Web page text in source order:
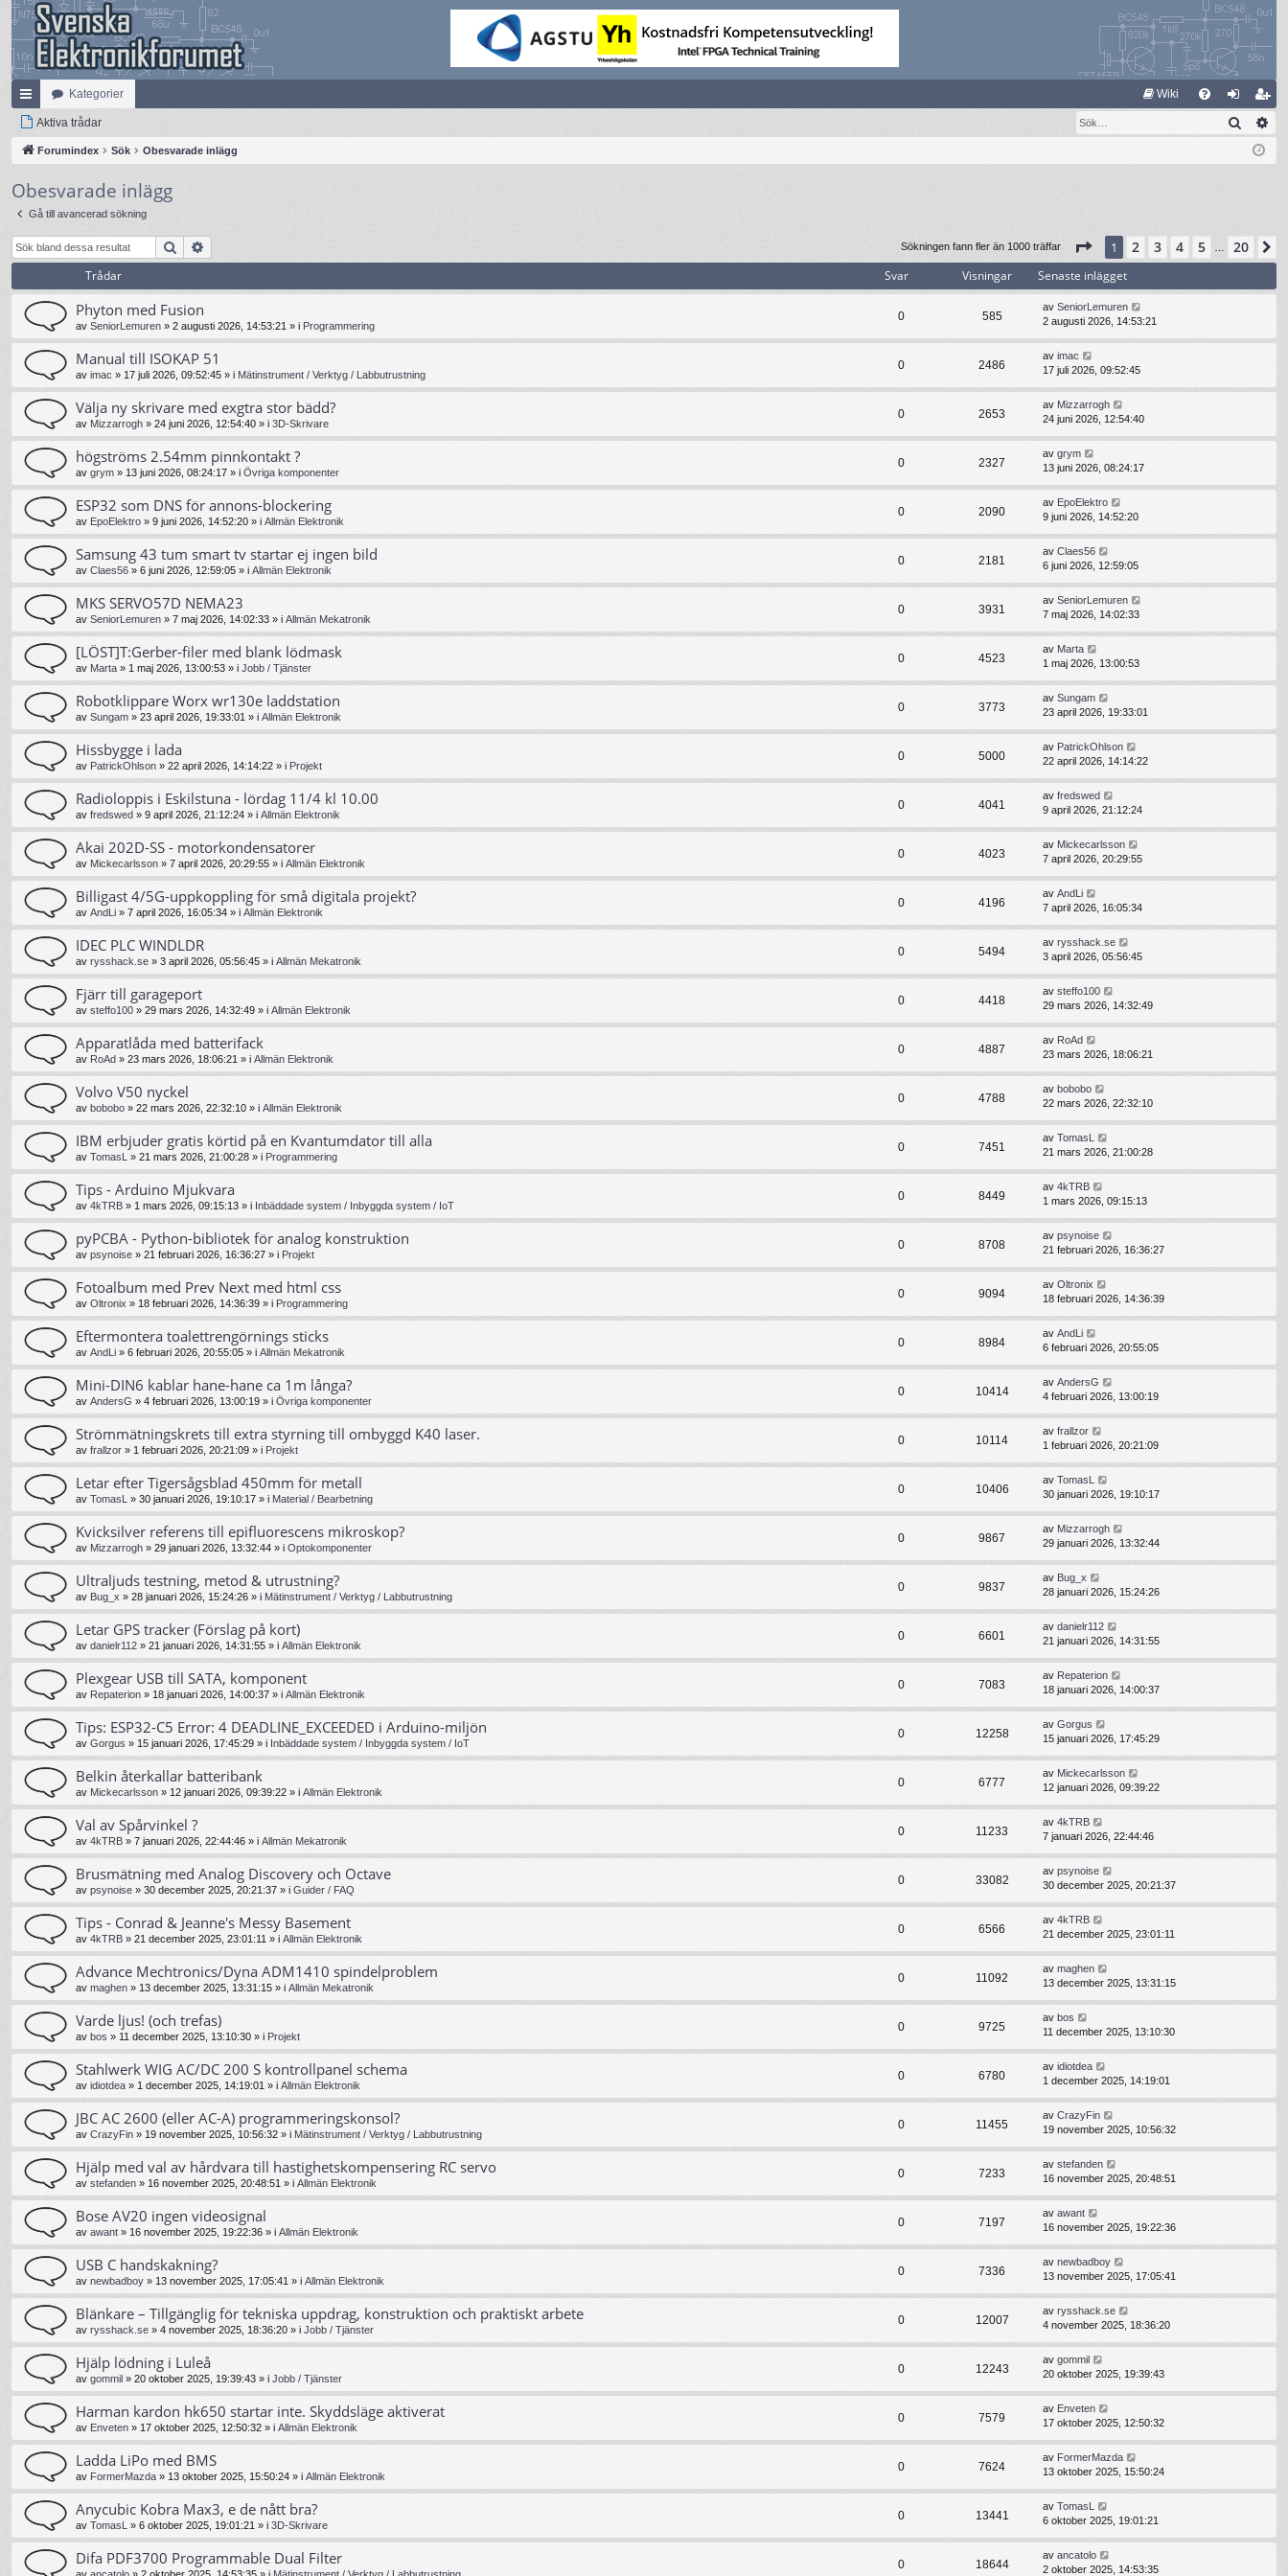
na
bb
lä
nk
ar
Kategorier Wiki
og li
m
m
Aktiva trådar Sök
Forumindex Sök Obesvarade inlägg
Obesvarade inlägg
Gå till avancerad sökning
Sök Sökningen fann fler än 1000 träffar Sida av20
1 2 3 4 5 … 20
Trådar Svar Visningar Senaste inlägget
Phyton med Fusion
av SeniorLemuren » 2 augusti 2026, 14:53:21 » i Programmering
0 585
av SeniorLemuren
2 augusti 2026, 14:53:21
Manual till ISOKAP 51
av imac » 17 juli 2026, 09:52:45 » i Mätinstrument / Verktyg / Labbutrustning
0 2486
av imac
17 juli 2026, 09:52:45
Välja ny skrivare med exgtra stor bädd?
av Mizzarrogh » 24 juni 2026, 12:54:40 » i 3D-Skrivare
0 2653
av Mizzarrogh
24 juni 2026, 12:54:40
högströms 2.54mm pinnkontakt ?
av grym » 13 juni 2026, 08:24:17 » i Övriga komponenter
0 2327
av grym
13 juni 2026, 08:24:17
ESP32 som DNS för annons-blockering
av EpoElektro » 9 juni 2026, 14:52:20 » i Allmän Elektronik
0 2090
av EpoElektro
9 juni 2026, 14:52:20
Samsung 43 tum smart tv startar ej ingen bild
av Claes56 » 6 juni 2026, 12:59:05 » i Allmän Elektronik
0 2181
av Claes56
6 juni 2026, 12:59:05
MKS SERVO57D NEMA23
av SeniorLemuren » 7 maj 2026, 14:02:33 » i Allmän Mekatronik
0 3931
av SeniorLemuren
7 maj 2026, 14:02:33
[LÖST]T:Gerber-filer med blank lödmask
av Marta » 1 maj 2026, 13:00:53 » i Jobb / Tjänster
0 4523
av Marta
1 maj 2026, 13:00:53
Robotklippare Worx wr130e laddstation
av Sungam » 23 april 2026, 19:33:01 » i Allmän Elektronik
0 3773
av Sungam
23 april 2026, 19:33:01
Hissbygge i lada
av PatrickOhlson » 22 april 2026, 14:14:22 » i Projekt
0 5000
av PatrickOhlson
22 april 2026, 14:14:22
Radioloppis i Eskilstuna - lördag 11/4 kl 10.00
av fredswed » 9 april 2026, 21:12:24 » i Allmän Elektronik
0 4041
av fredswed
9 april 2026, 21:12:24
Akai 202D-SS - motorkondensatorer
av Mickecarlsson » 7 april 2026, 20:29:55 » i Allmän Elektronik
0 4023
av Mickecarlsson
7 april 2026, 20:29:55
Billigast 4/5G-uppkoppling för små digitala projekt?
av AndLi » 7 april 2026, 16:05:34 » i Allmän Elektronik
0 4196
av AndLi
7 april 2026, 16:05:34
IDEC PLC WINDLDR
av rysshack.se » 3 april 2026, 05:56:45 » i Allmän Mekatronik
0 5494
av rysshack.se
3 april 2026, 05:56:45
Fjärr till garageport
av steffo100 » 29 mars 2026, 14:32:49 » i Allmän Elektronik
0 4418
av steffo100
29 mars 2026, 14:32:49
Apparatlåda med batterifack
av RoAd » 23 mars 2026, 18:06:21 » i Allmän Elektronik
0 4887
av RoAd
23 mars 2026, 18:06:21
Volvo V50 nyckel
av bobobo » 22 mars 2026, 22:32:10 » i Allmän Elektronik
0 4788
av bobobo
22 mars 2026, 22:32:10
IBM erbjuder gratis körtid på en Kvantumdator till alla
av TomasL » 21 mars 2026, 21:00:28 » i Programmering
0 7451
av TomasL
21 mars 2026, 21:00:28
Tips - Arduino Mjukvara
av 4kTRB » 1 mars 2026, 09:15:13 » i Inbäddade system / Inbyggda system / IoT
0 8449
av 4kTRB
1 mars 2026, 09:15:13
pyPCBA - Python-bibliotek för analog konstruktion
av psynoise » 21 februari 2026, 16:36:27 » i Projekt
0 8708
av psynoise
21 februari 2026, 16:36:27
Fotoalbum med Prev Next med html css
av Oltronix » 18 februari 2026, 14:36:39 » i Programmering
0 9094
av Oltronix
18 februari 2026, 14:36:39
Eftermontera toalettrengörnings sticks
av AndLi » 6 februari 2026, 20:55:05 » i Allmän Mekatronik
0 8984
av AndLi
6 februari 2026, 20:55:05
Mini-DIN6 kablar hane-hane ca 1m långa?
av AndersG » 4 februari 2026, 13:00:19 » i Övriga komponenter
0 10414
av AndersG
4 februari 2026, 13:00:19
Strömmätningskrets till extra styrning till ombyggd K40 laser.
av frallzor » 1 februari 2026, 20:21:09 » i Projekt
0 10114
av frallzor
1 februari 2026, 20:21:09
Letar efter Tigersågsblad 450mm för metall
av TomasL » 30 januari 2026, 19:10:17 » i Material / Bearbetning
0 10406
av TomasL
30 januari 2026, 19:10:17
Kvicksilver referens till epifluorescens mikroskop?
av Mizzarrogh » 29 januari 2026, 13:32:44 » i Optokomponenter
0 9867
av Mizzarrogh
29 januari 2026, 13:32:44
Ultraljuds testning, metod & utrustning?
av Bug_x » 28 januari 2026, 15:24:26 » i Mätinstrument / Verktyg / Labbutrustning
0 9837
av Bug_x
28 januari 2026, 15:24:26
Letar GPS tracker (Förslag på kort)
av danielr112 » 21 januari 2026, 14:31:55 » i Allmän Elektronik
0 6601
av danielr112
21 januari 2026, 14:31:55
Plexgear USB till SATA, komponent
av Repaterion » 18 januari 2026, 14:00:37 » i Allmän Elektronik
0 7083
av Repaterion
18 januari 2026, 14:00:37
Tips: ESP32-C5 Error: 4 DEADLINE_EXCEEDED i Arduino-miljön
av Gorgus » 15 januari 2026, 17:45:29 » i Inbäddade system / Inbyggda system / IoT
0 12258
av Gorgus
15 januari 2026, 17:45:29
Belkin återkallar batteribank
av Mickecarlsson » 12 januari 2026, 09:39:22 » i Allmän Elektronik
0 6777
av Mickecarlsson
12 januari 2026, 09:39:22
Val av Spårvinkel ?
av 4kTRB » 7 januari 2026, 22:44:46 » i Allmän Mekatronik
0 11233
av 4kTRB
7 januari 2026, 22:44:46
Brusmätning med Analog Discovery och Octave
av psynoise » 30 december 2025, 20:21:37 » i Guider / FAQ
0 33082
av psynoise
30 december 2025, 20:21:37
Tips - Conrad & Jeanne's Messy Basement
av 4kTRB » 21 december 2025, 23:01:11 » i Allmän Elektronik
0 6566
av 4kTRB
21 december 2025, 23:01:11
Advance Mechtronics/Dyna ADM1410 spindelproblem
av maghen » 13 december 2025, 13:31:15 » i Allmän Mekatronik
0 11092
av maghen
13 december 2025, 13:31:15
Varde ljus! (och trefas)
av bos » 11 december 2025, 13:10:30 » i Projekt
0 9725
av bos
11 december 2025, 13:10:30
Stahlwerk WIG AC/DC 200 S kontrollpanel schema
av idiotdea » 1 december 2025, 14:19:01 » i Allmän Elektronik
0 6780
av idiotdea
1 december 2025, 14:19:01
JBC AC 2600 (eller AC-A) programmeringskonsol?
av CrazyFin » 19 november 2025, 10:56:32 » i Mätinstrument / Verktyg / Labbutrustning
0 11455
av CrazyFin
19 november 2025, 10:56:32
Hjälp med val av hårdvara till hastighetskompensering RC servo
av stefanden » 16 november 2025, 20:48:51 » i Allmän Elektronik
0 7233
av stefanden
16 november 2025, 20:48:51
Bose AV20 ingen videosignal
av awant » 16 november 2025, 19:22:36 » i Allmän Elektronik
0 7197
av awant
16 november 2025, 19:22:36
USB C handskakning?
av newbadboy » 13 november 2025, 17:05:41 » i Allmän Elektronik
0 7336
av newbadboy
13 november 2025, 17:05:41
Blänkare – Tillgänglig för tekniska uppdrag, konstruktion och praktiskt arbete
av rysshack.se » 4 november 2025, 18:36:20 » i Jobb / Tjänster
0 12007
av rysshack.se
4 november 2025, 18:36:20
Hjälp lödning i Luleå
av gommil » 20 oktober 2025, 19:39:43 » i Jobb / Tjänster
0 12243
av gommil
20 oktober 2025, 19:39:43
Harman kardon hk650 startar inte. Skyddsläge aktiverat
av Enveten » 17 oktober 2025, 12:50:32 » i Allmän Elektronik
0 7579
av Enveten
17 oktober 2025, 12:50:32
Ladda LiPo med BMS
av FormerMazda » 13 oktober 2025, 15:50:24 » i Allmän Elektronik
0 7624
av FormerMazda
13 oktober 2025, 15:50:24
Anycubic Kobra Max3, e de nått bra?
av TomasL » 6 oktober 2025, 19:01:21 » i 3D-Skrivare
0 13441
av TomasL
6 oktober 2025, 19:01:21
Difa PDF3700 Programmable Dual Filter 0 18644
av ancatolo
2 oktober 2025, 14:53:35